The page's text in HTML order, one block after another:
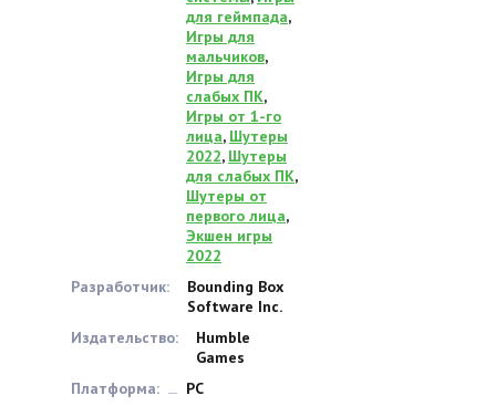
для геймпада,
Игры для
мальчиков,
Игры для
слабых ПК,
Игры от 1-го
лица, Шутеры
2022, Шутеры
для слабых ПК,
Шутеры от
первого лица,
Экшен игры
2022
Разработчик:
Bounding Box
Software Inc.
Издательство:
Humble
Games
Платформа:
PC